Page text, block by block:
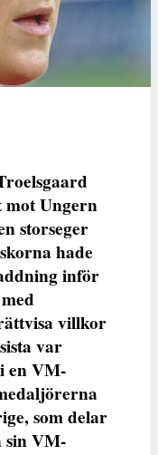
Ungern
storseger
hade
inför
villkor
var
en VM-
som delar
sin VM-